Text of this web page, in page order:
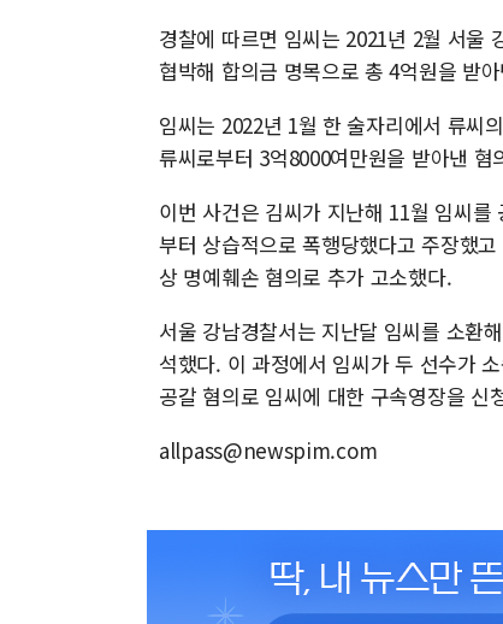
경찰에 따르면 임씨는 2021년 2월 서울
협박해 합의금 명목으로 총 4억원을 받
임씨는 2022년 1월 한 술자리에서 류씨
류씨로부터 3억8000여만원을 받아낸 혐
이번 사건은 김씨가 지난해 11월 임씨
부터 상습적으로 폭행당했다고 주장했
상 명예훼손 혐의로 추가 고소했다.
서울 강남경찰서는 지난달 임씨를 소환
석했다. 이 과정에서 임씨가 두 선수가
공갈 혐의로 임씨에 대한 구속영장을 신
allpass@newspim.com